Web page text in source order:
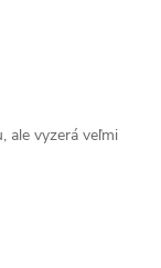
ale vyzerá veľmi